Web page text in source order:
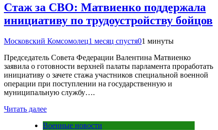
Стаж за СВО: Матвиенко поддержала
инициативу по трудоустройству бойцов
Московский Комсомолец1 месяц спустя01 минуты
Председатель Совета Федерации Валентина Матвиенко
заявила о готовности верхней палаты парламента проработать
инициативу о зачете стажа участников специальной военной
операции при поступлении на государственную и
муниципальную службу….
Читать далее
Военные новости